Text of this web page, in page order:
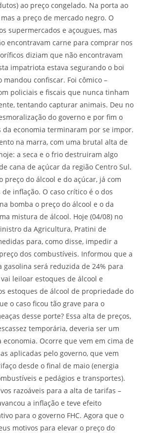
ao preço congelado. Na porta ao
a preço de mercado negro. O
supermercados e açougues, mas
encontravam carne para comprar nos
diziam que não encontravam
impatriota estava segurando o boi
confiscar. Foi cômico –
policiais e fiscais que nunca tinham
tentando capturar animais. Deu no
do governo e por fim o
da economia terminaram por se impor.
na marra, com uma brutal alta de
a seca e o frio destruiram algo
cana de açúcar da região Centro Sul.
preço do álcool e do açúcar, já com
inflação. O caso crítico é o dos
bomba o preço do álcool e o da
mistura de álcool. Hoje (04/08) no
da Agricultura, Pratini de
para, como disse, impedir a
dos combustíveis. Informou que a
gasolina será reduzida de 24% para
leiloar estoques de álcool e
estoques de álcool de propriedade do
o caso ficou tão grave para o
desse porte? Essa alta de preços,
temporária, deveria ser um
economia. Ocorre que vem em cima de
aplicadas pelo governo, que vem
desde o final de maio (energia
e pedágios e transportes).
razoáveis para a alta de tarifas –
a inflação e teve efeito
para o governo FHC. Agora que o
motivos para elevar o preço do